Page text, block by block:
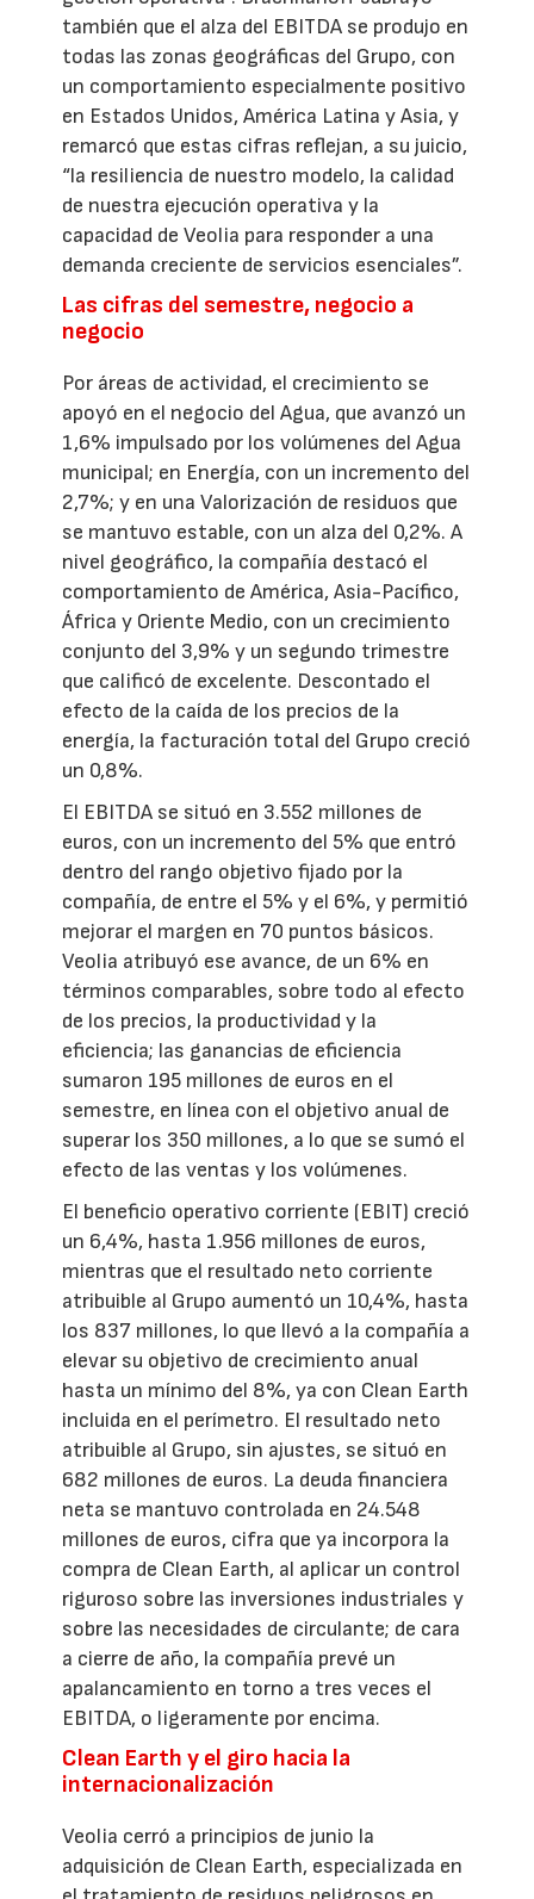
también que el alza del EBITDA se produjo en
todas las zonas geográficas del Grupo, con
un comportamiento especialmente positivo
en Estados Unidos, América Latina y Asia, y
remarcó que estas cifras reflejan, a su juicio,
“la resiliencia de nuestro modelo, la calidad
de nuestra ejecución operativa y la
capacidad de Veolia para responder a una
demanda creciente de servicios esenciales”.
Las cifras del semestre, negocio a
negocio
Por áreas de actividad, el crecimiento se
apoyó en el negocio del Agua, que avanzó un
1,6% impulsado por los volúmenes del Agua
municipal; en Energía, con un incremento del
2,7%; y en una Valorización de residuos que
se mantuvo estable, con un alza del 0,2%. A
nivel geográfico, la compañía destacó el
comportamiento de América, Asia-Pacífico,
África y Oriente Medio, con un crecimiento
conjunto del 3,9% y un segundo trimestre
que calificó de excelente. Descontado el
efecto de la caída de los precios de la
energía, la facturación total del Grupo creció
un 0,8%.
El EBITDA se situó en 3.552 millones de
euros, con un incremento del 5% que entró
dentro del rango objetivo fijado por la
compañía, de entre el 5% y el 6%, y permitió
mejorar el margen en 70 puntos básicos.
Veolia atribuyó ese avance, de un 6% en
términos comparables, sobre todo al efecto
de los precios, la productividad y la
eficiencia; las ganancias de eficiencia
sumaron 195 millones de euros en el
semestre, en línea con el objetivo anual de
superar los 350 millones, a lo que se sumó el
efecto de las ventas y los volúmenes.
El beneficio operativo corriente (EBIT) creció
un 6,4%, hasta 1.956 millones de euros,
mientras que el resultado neto corriente
atribuible al Grupo aumentó un 10,4%, hasta
los 837 millones, lo que llevó a la compañía a
elevar su objetivo de crecimiento anual
hasta un mínimo del 8%, ya con Clean Earth
incluida en el perímetro. El resultado neto
atribuible al Grupo, sin ajustes, se situó en
682 millones de euros. La deuda financiera
neta se mantuvo controlada en 24.548
millones de euros, cifra que ya incorpora la
compra de Clean Earth, al aplicar un control
riguroso sobre las inversiones industriales y
sobre las necesidades de circulante; de cara
a cierre de año, la compañía prevé un
apalancamiento en torno a tres veces el
EBITDA, o ligeramente por encima.
Clean Earth y el giro hacia la
internacionalización
Veolia cerró a principios de junio la
adquisición de Clean Earth, especializada en